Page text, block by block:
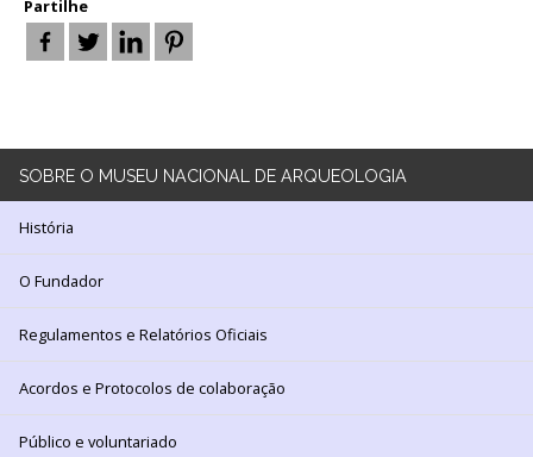
Partilhe
SOBRE O MUSEU NACIONAL DE ARQUEOLOGIA
História
O Fundador
Regulamentos e Relatórios Oficiais
Acordos e Protocolos de colaboração
Público e voluntariado